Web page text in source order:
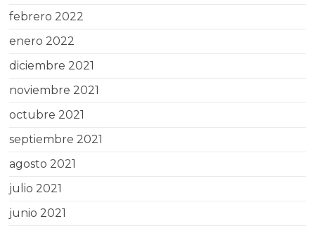
febrero 2022
enero 2022
diciembre 2021
noviembre 2021
octubre 2021
septiembre 2021
agosto 2021
julio 2021
junio 2021